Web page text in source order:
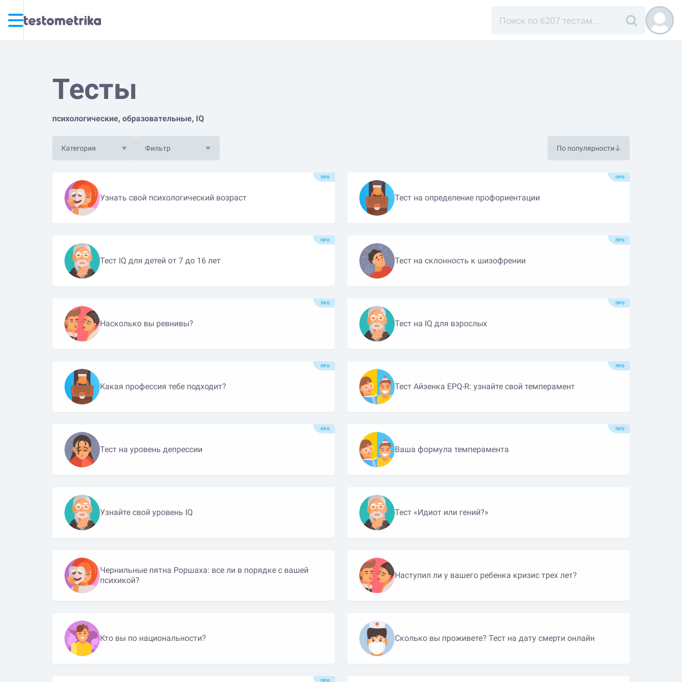
Тесты
психологические, образовательные, IQ
Категория Фильтр По популярности
Узнать свой психологический возраст
ПРО
Тест на определение профориентации
ПРО
Тест IQ для детей от 7 до 16 лет
ПРО
Тест на склонность к шизофрении
ПРО
Насколько вы ревнивы?
ПРО
Тест на IQ для взрослых
ПРО
Какая профессия тебе подходит?
ПРО
Тест Айзенка EPQ-R: узнайте свой темперамент
ПРО
Тест на уровень депрессии
ПРО
Ваша формула темперамента
ПРО
Узнайте свой уровень IQ Тест «Идиот или гений?»
Чернильные пятна Роршаха: все ли в порядке с вашей
психикой?
Наступил ли у вашего ребенка кризис трех лет?
Кто вы по национальности? Сколько вы проживете? Тест на дату смерти онлайн
ПРО